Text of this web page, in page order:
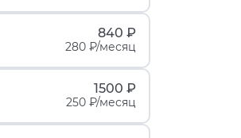
840 ₽
280 ₽/месяц
1500 ₽
250 ₽/месяц